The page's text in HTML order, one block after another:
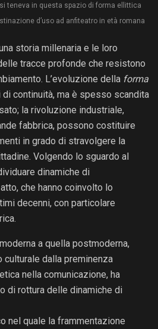
teneva in questa spazio di forma ellittica
d’uso ad anfiteatro in età romana
storia millenaria e le loro
tracce profonde che resistono
L’evoluzione della forma
continuità, ma è spesso scandita
la rivoluzione industriale,
fabbrica, possono costituire
in grado di stravolgere la
Volgendo lo sguardo al
dinamiche di
che hanno coinvolto lo
decenni, con particolare
a quella postmoderna,
dalla preminenza
nella comunicazione, ha
di rottura delle dinamiche di
nel quale la frammentazione